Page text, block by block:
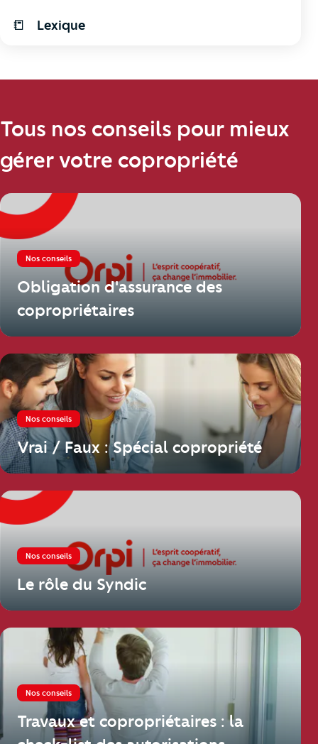
📒 Lexique
Tous nos conseils pour mieux
gérer votre copropriété
Nos conseils
Obligation d'assurance des
copropriétaires
Nos conseils
Vrai / Faux : Spécial copropriété
Nos conseils
Le rôle du Syndic
Nos conseils
Travaux et copropriétaires : la